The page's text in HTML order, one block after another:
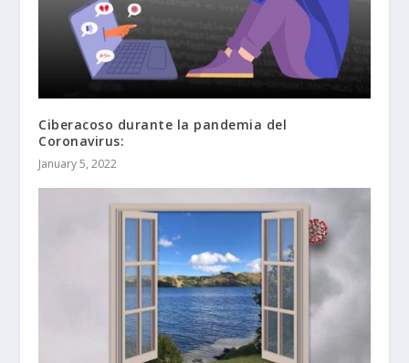
Ciberacoso durante la pandemia del
Coronavirus:
January 5, 2022